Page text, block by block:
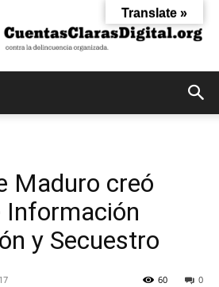
Claras
Digital
Maduro creó
Información
y Secuestro
0
60
Translate »